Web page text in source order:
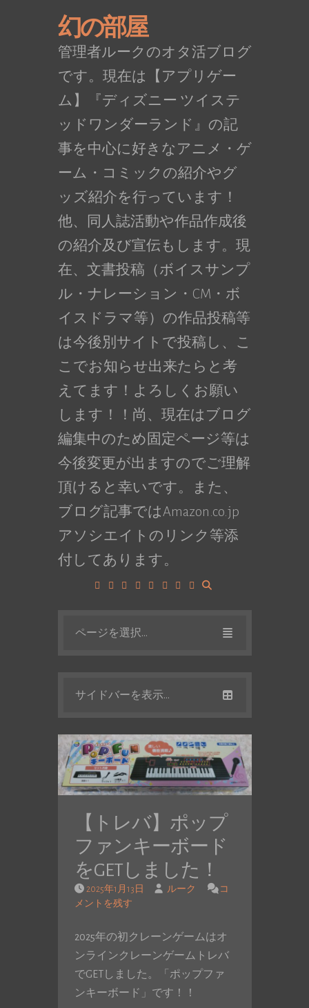
幻の部屋
管理者ルークのオタ活ブログ
です。現在は【アプリゲー
ム】『ディズニー ツイステ
ッドワンダーランド』の記
事を中心に好きなアニメ・ゲ
ーム・コミックの紹介やグ
ッズ紹介を行っています！
他、同人誌活動や作品作成後
の紹介及び宣伝もします。現
在、文書投稿（ボイスサンプ
ル・ナレーション・CM・ボ
イスドラマ等）の作品投稿等
は今後別サイトで投稿し、こ
こでお知らせ出来たらと考
えてます！よろしくお願い
します！！尚、現在はブログ
編集中のため固定ページ等は
今後変更が出ますのでご理解
頂けると幸いです。また、
ブログ記事ではAmazon.co.jp
アソシエイトのリンク等添
付してあります。
ページを選択...
サイドバーを表示...
【トレバ】ポップ
ファンキーボード
をGETしました！
2025年1月13日 ルーク
コ
メントを残す
2025年の初クレーンゲームはオ
ンラインクレーンゲームトレバ
でGETしました。「ポップファ
ンキーボード」です！！